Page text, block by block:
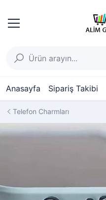
Anasayfa Sipariş Takibi
Telefon Charmları